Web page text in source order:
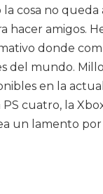
cosa no
amigos.
donde
del mundo.
en la
cuatro, la
un lamento